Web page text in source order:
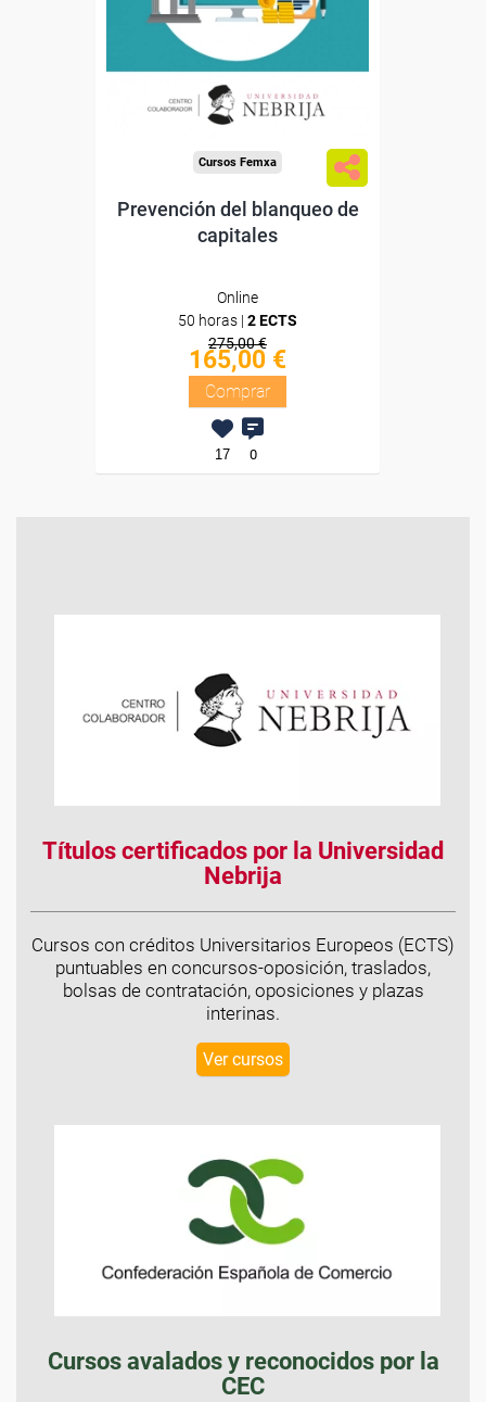
Doble titulación
Compra segura
Cursos Femxa
Prevención del blanqueo de
capitales
Online
50 horas | 2 ECTS
275,00 €
165,00 €
Comprar
17 0
Títulos certificados por la Universidad
Nebrija
Cursos con créditos Universitarios Europeos (ECTS)
puntuables en concursos-oposición, traslados,
bolsas de contratación, oposiciones y plazas
interinas.
Ver cursos
Cursos avalados y reconocidos por la
CEC